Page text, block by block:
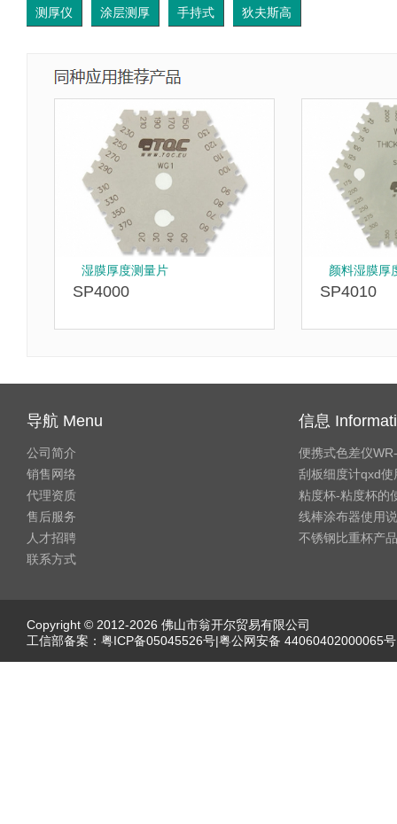
测厚仪 涂层测厚 手持式 狄夫斯高
湿膜厚度测量片
SP4000
颜料湿膜厚
SP4010
导航 Menu
公司简介
销售网络
代理资质
售后服务
人才招聘
联系方式
信息
便携式色差仪
刮板细度计qxd使
粘度杯-粘度杯的
线棒涂布器使用
不锈钢比重杯产
Copyright © 2012-2026 佛山市翁开尔贸易有限公司
工信部备案： 粤ICP备05045526号|粤公网安备 44060402000065号